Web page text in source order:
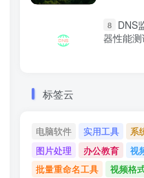
8
DNS
器性能
标签云
电脑软件 实用工具 系
图片处理
办公教育
视
批量重命名工具
视频格